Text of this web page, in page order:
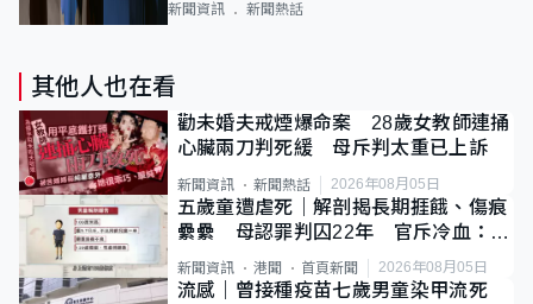
新聞資訊 新聞熱話
其他人也在看
勸未婚夫戒煙爆命案 28歲女教師連捅
心臟兩刀判死緩 母斥判太重已上訴
新聞資訊 新聞熱話 2026年08月05日
五歲童遭虐死｜解剖揭長期捱餓、傷痕
纍纍 母認罪判囚22年 官斥冷血：同
類案最惡劣
新聞資訊 港聞 首頁新聞 2026年08月05日
流感｜曾接種疫苗七歲男童染甲流死